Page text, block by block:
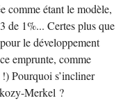
comme étant le modèle,
de 1%... Certes plus que
le développement
emprunte, comme
!) Pourquoi s’incliner
Merkel ?